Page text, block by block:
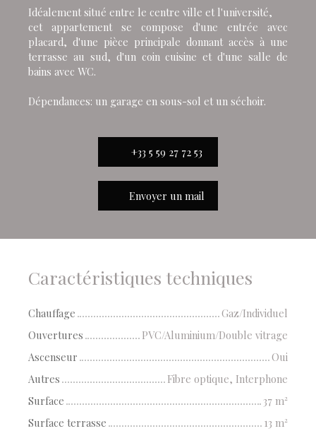
Idéalement situé entre le centre ville et l'université,
cet appartement se compose d'une entrée avec
placard, d'une pièce principale donnant accès à une
terrasse au sud, d'un coin cuisine et d'une salle de
bains avec WC.
Dépendances: un garage en sous-sol et un séchoir.
+33 5 59 27 72 53
Envoyer un mail
Caractéristiques techniques
Chauffage
Gaz/Individuel
Ouvertures
PVC/Aluminium/Double vitrage
Ascenseur
Oui
Autres
Fibre optique, Interphone
Surface
37 m²
Surface terrasse
13 m²